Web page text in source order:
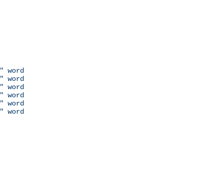
" word
" word
" word
" word
" word
" word